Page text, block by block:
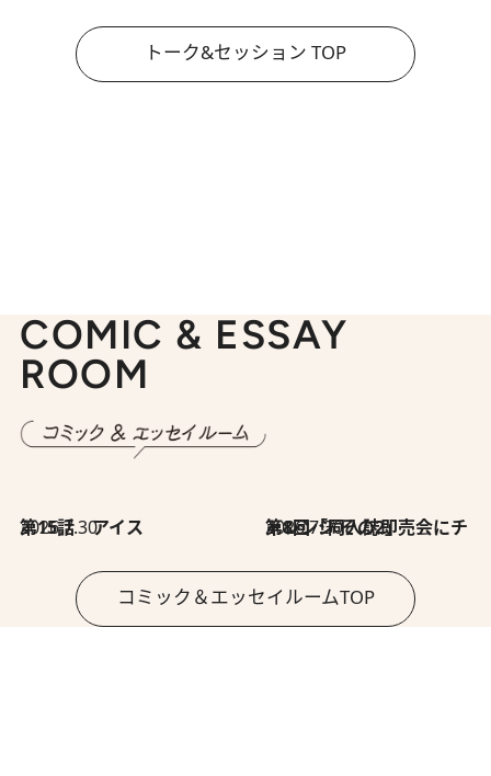
トーク&セッション TOP
COMIC & ESSAY
ROOM
2026.7.30
第15話 アイス 2026.7.30
第8回「同人誌即売会にチャレンジ その2」
コミック＆エッセイルームTOP